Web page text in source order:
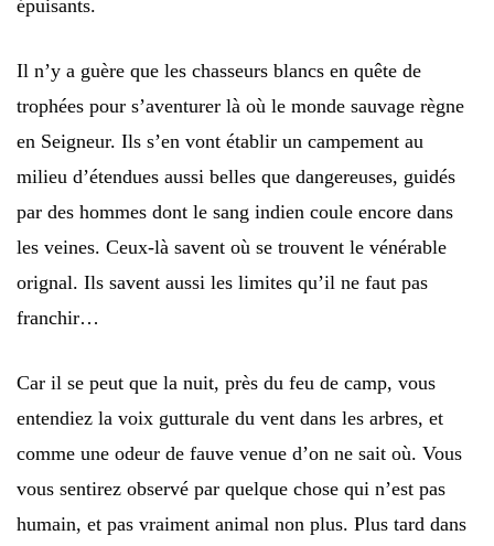
épuisants.
Il n’y a guère que les chasseurs blancs en quête de
trophées pour s’aventurer là où le monde sauvage règne
en Seigneur. Ils s’en vont établir un campement au
milieu d’étendues aussi belles que dangereuses, guidés
par des hommes dont le sang indien coule encore dans
les veines. Ceux-là savent où se trouvent le vénérable
orignal. Ils savent aussi les limites qu’il ne faut pas
franchir…
Car il se peut que la nuit, près du feu de camp, vous
entendiez la voix gutturale du vent dans les arbres, et
comme une odeur de fauve venue d’on ne sait où. Vous
vous sentirez observé par quelque chose qui n’est pas
humain, et pas vraiment animal non plus. Plus tard dans